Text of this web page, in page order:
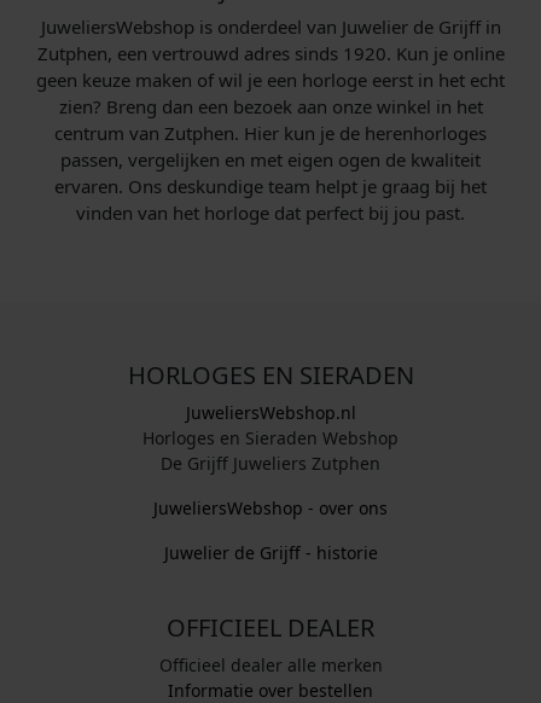
JuweliersWebshop is onderdeel van Juwelier de Grijff in
Zutphen, een vertrouwd adres sinds 1920. Kun je online
geen keuze maken of wil je een horloge eerst in het echt
zien? Breng dan een bezoek aan onze winkel in het
centrum van Zutphen. Hier kun je de herenhorloges
passen, vergelijken en met eigen ogen de kwaliteit
ervaren. Ons deskundige team helpt je graag bij het
vinden van het horloge dat perfect bij jou past.
HORLOGES EN SIERADEN
JuweliersWebshop.nl
Horloges en Sieraden Webshop
De Grijff Juweliers Zutphen
JuweliersWebshop - over ons
Juwelier de Grijff - historie
OFFICIEEL DEALER
Officieel dealer alle merken
Informatie over bestellen